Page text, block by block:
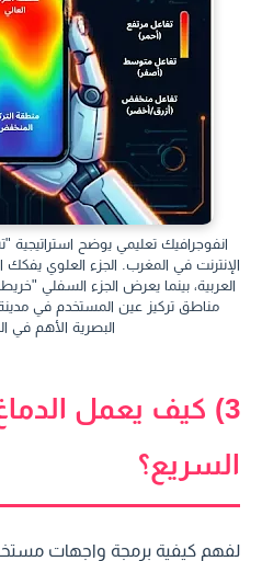
الإنترنت في المغرب.الجزء العلوي يفكك
العربية، بينما يعرض الجزء السفلي
مناطق تركيز عين المستخدم في مدينة
البصرية الأهم في
3) كيف يعمل
السريع؟
لفهم كيفية برمجة واجهات مستخدم